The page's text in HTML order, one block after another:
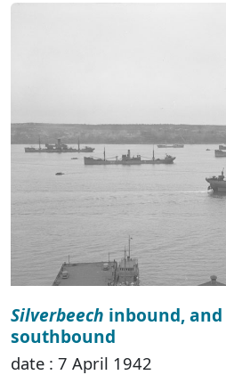
Silverbeech inbound, and
southbound
date : 7 April 1942